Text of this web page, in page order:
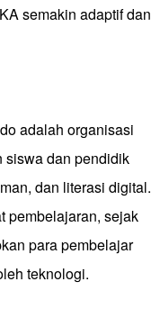
semakin adaptif dan
adalah organisasi
siswa dan pendidik
dan literasi digital.
pembelajaran, sejak
para pembelajar
teknologi.